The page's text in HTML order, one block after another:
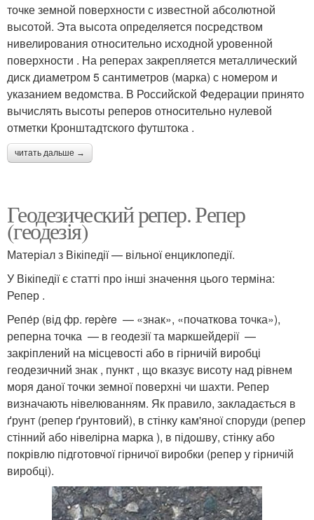
точке земной поверхности с известной абсолютной
высотой. Эта высота определяется посредством
нивелирования относительно исходной уровенной
поверхности . На реперах закрепляется металлический
диск диаметром 5 сантиметров (марка) с номером и
указанием ведомства. В Российской Федерации принято
вычислять высоты реперов относительно нулевой
отметки Кронштадтского футштока .
читать дальше →
Геодезический репер. Репер
(геодезія)
Матеріал з Вікіпедії — вільної енциклопедії.
У Вікіпедії є статті про інші значення цього терміна:
Репер .
Репе́р (від фр. repère — «знак», «початкова точка»),
реперна точка — в геодезії та маркшейдерії —
закріплений на місцевості або в гірничій виробці
геодезичний знак , пункт , що вказує висоту над рівнем
моря даної точки земної поверхні чи шахти. Репер
визначають нівелюванням. Як правило, закладається в
ґрунт (репер ґрунтовий), в стінку кам'яної споруди (репер
стінний або нівелірна марка ), в підошву, стінку або
покрівлю підготовчої гірничої виробки (репер у гірничій
виробці).